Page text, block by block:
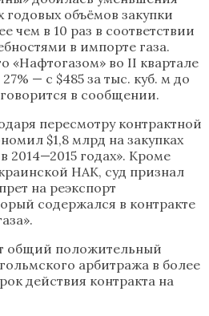
годовых объёмов закупки
чем в 10 раз в соответствии
в импорте газа.
«Нафтогазом» во II квартале
— с $485 за тыс. куб. м до
в сообщении.
пересмотру контрактной
$1,8 млрд на закупках
2014—2015 годах». Кроме
НАК, суд признал
на реэкспорт
содержался в контракте
общий положительный
арбитража в более
действия контракта на